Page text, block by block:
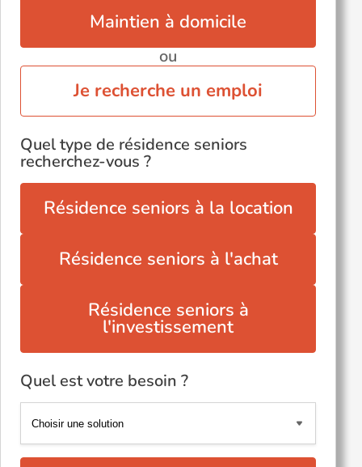
Maintien à domicile
ou
Je recherche un emploi
Quel type de résidence seniors
recherchez-vous ?
Résidence seniors à la location
Résidence seniors à l'achat
Résidence seniors à
l'investissement
Quel est votre besoin ?